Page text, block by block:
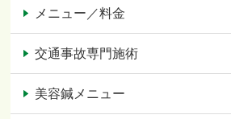
メニュー／料金
交通事故専門施術
美容鍼メニュー